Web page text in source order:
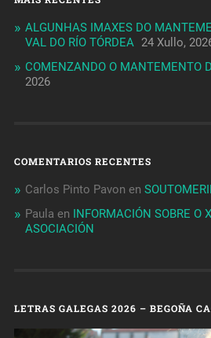
ALGUNHAS IMAXES DO
VAL DO RÍO TÓRDEA 24 Xullo,
COMENZANDO O MANTEMENTO
2026
COMENTARIOS RECENTES
Carlos Pinto Pavon en
Paula en
INFORMACIÓN SOBRE O
ASOCIACIÓN
LETRAS GALEGAS 2026 – BEGOÑA